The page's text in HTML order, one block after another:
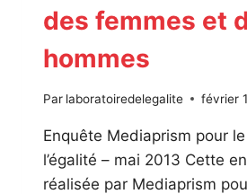
des femmes et
hommes
Par laboratoiredelegalite février
Enquête Mediaprism pour
l’égalité – mai 2013 Cette
réalisée par Mediaprism